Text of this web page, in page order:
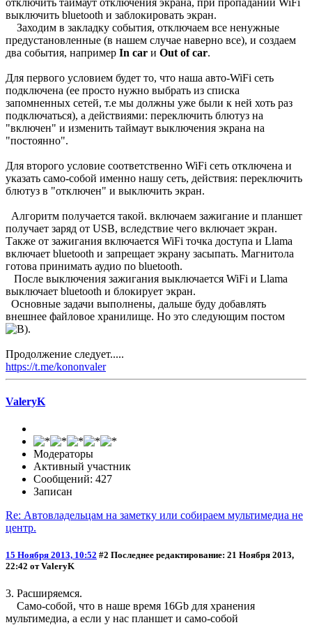
отключить таймаут отключения экрана, при пропадании WiFi
выключить bluetooth и заблокировать экран.
Заходим в закладку события, отключаем все ненужные
предустановленные (в нашем случае наверно все), и создаем
два события, например In car и Out of car.
Для первого условием будет то, что наша авто-WiFi сеть
подключена (ее просто нужно выбрать из списка
запомненных сетей, т.е мы должны уже были к ней хоть раз
подключаться), а действиями: переключить блютуз на
"включен" и изменить таймаут выключения экрана на
"постоянно".
Для второго условие соответственно WiFi сеть отключена и
указать само-собой именно нашу сеть, действия: переключить
блютуз в "отключен" и выключить экран.
Алгоритм получается такой. включаем зажигание и планшет
получает заряд от USB, вследствие чего включает экран.
Также от зажигания включается WiFi точка доступа и Llama
включает bluetooth и запрещает экрану засыпать. Магнитола
готова принимать аудио по bluetooth.
После выключения зажигания выключается WiFi и Llama
выключает bluetooth и блокирует экран.
Основные задачи выполнены, дальше буду добавлять
внешнее файловое хранилище. Но это следующим постом
.
Продолжение следует.....
https://t.me/kononvaler
ValeryK
Модераторы
Активный участник
Сообщений: 427
Записан
Re: Автовладельцам на заметку или собираем мультимедиа не
центр.
15 Ноября 2013, 10:52 #2 Последнее редактирование: 21 Ноября 2013,
22:42 от ValeryK
3. Расширяемся.
Само-собой, что в наше время 16Gb для хранения
мультимедиа, а если у нас планшет и само-собой